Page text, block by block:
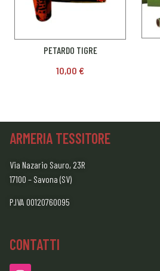
PETARDO TIGRE
10,00 €
ARMERIA TESSITORE
Via Nazario Sauro, 23R
17100 – Savona (SV)
P.IVA 00120760095
CONTATTI